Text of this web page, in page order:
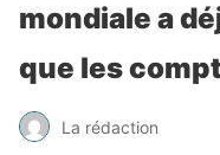
mondiale a
que les
La rédaction